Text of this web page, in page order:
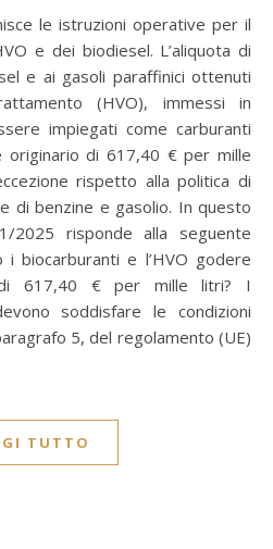
e dei biodiesel. L’aliquota di
e ai gasoli paraffinici ottenuti
(HVO), immessi in
impiegati come carburanti
originario di 617,40 € per mille
rispetto alla politica di
di benzine e gasolio. In questo
2025 risponde alla seguente
i biocarburanti e l’HVO godere
di 617,40 € per mille litri? I
soddisfare le condizioni
5, del regolamento (UE)
TUTTO